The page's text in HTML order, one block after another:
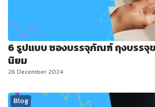
6 รูปแบบ ซองบรรจุภัณฑ์ ถุงบรรจุ
นิยม
26 December 2024
Blog